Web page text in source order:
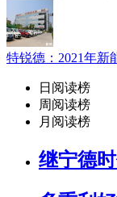
特锐德：2021年新
日阅读榜
周阅读榜
月阅读榜
继宁德